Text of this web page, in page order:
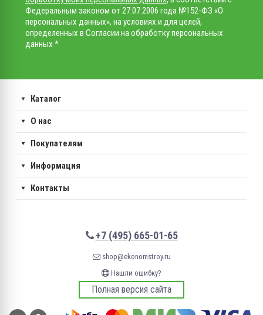
Федеральным законом от 27.07.2006 года №152-ФЗ «О
персональных данных», на условиях и для целей,
определенных в Согласии на обработку персональных
данных *
Каталог
О нас
Покупателям
Информация
Контакты
+7 (495) 665-01-65
shop@ekonomstroy.ru
Нашли ошибку?
Полная версия сайта